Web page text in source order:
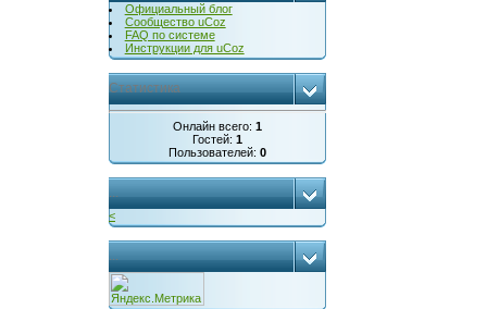
Официальный блог
Сообщество uCoz
FAQ по системе
Инструкции для uCoz
Статистика
Онлайн всего: 1
Гостей: 1
Пользователей: 0
...
<
...